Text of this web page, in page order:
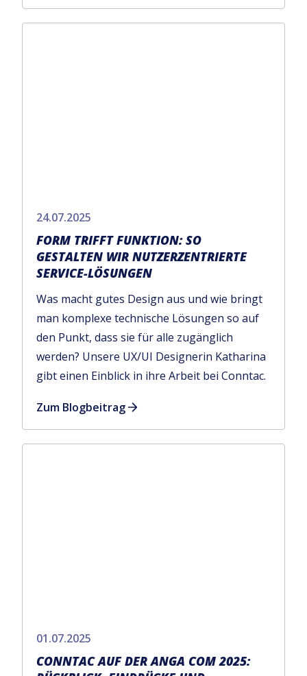
24.07.2025
FORM TRIFFT FUNKTION: SO
GESTALTEN WIR NUTZERZENTRIERTE
SERVICE-LÖSUNGEN
Was macht gutes Design aus und wie bringt
man komplexe technische Lösungen so auf
den Punkt, dass sie für alle zugänglich
werden? Unsere UX/UI Designerin Katharina
gibt einen Einblick in ihre Arbeit bei Conntac.
Zum Blogbeitrag
01.07.2025
CONNTAC AUF DER ANGA COM 2025: